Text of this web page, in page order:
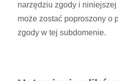
narzędziu zgody i
może zostać poproszony o
zgody w tej subdomenie.